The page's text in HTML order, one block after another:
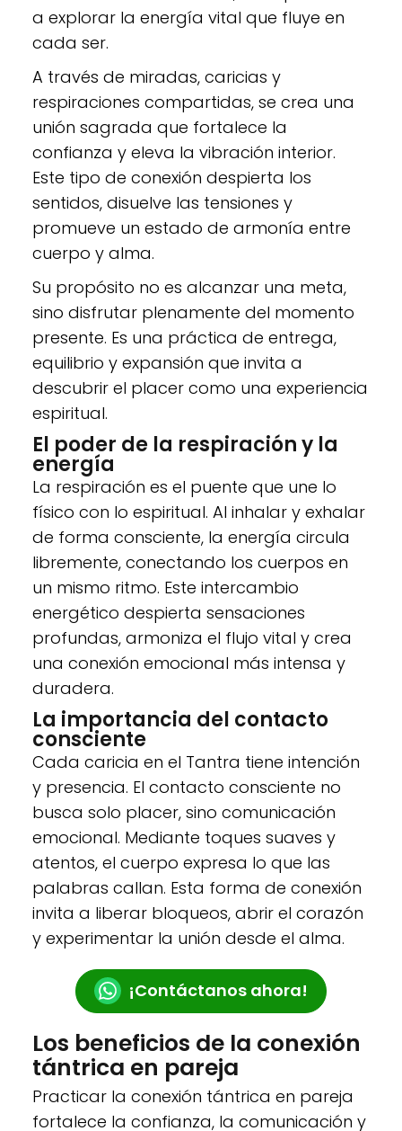
a explorar la energía vital que fluye en
cada ser.
A través de miradas, caricias y
respiraciones compartidas, se crea una
unión sagrada que fortalece la
confianza y eleva la vibración interior.
Este tipo de conexión despierta los
sentidos, disuelve las tensiones y
promueve un estado de armonía entre
cuerpo y alma.
Su propósito no es alcanzar una meta,
sino disfrutar plenamente del momento
presente. Es una práctica de entrega,
equilibrio y expansión que invita a
descubrir el placer como una experiencia
espiritual.
El poder de la respiración y la
energía
La respiración es el puente que une lo
físico con lo espiritual. Al inhalar y exhalar
de forma consciente, la energía circula
libremente, conectando los cuerpos en
un mismo ritmo. Este intercambio
energético despierta sensaciones
profundas, armoniza el flujo vital y crea
una conexión emocional más intensa y
duradera.
La importancia del contacto
consciente
Cada caricia en el Tantra tiene intención
y presencia. El contacto consciente no
busca solo placer, sino comunicación
emocional. Mediante toques suaves y
atentos, el cuerpo expresa lo que las
palabras callan. Esta forma de conexión
invita a liberar bloqueos, abrir el corazón
y experimentar la unión desde el alma.
¡Contáctanos ahora!
Los beneficios de la conexión
tántrica en pareja
Practicar la conexión tántrica en pareja
fortalece la confianza, la comunicación y